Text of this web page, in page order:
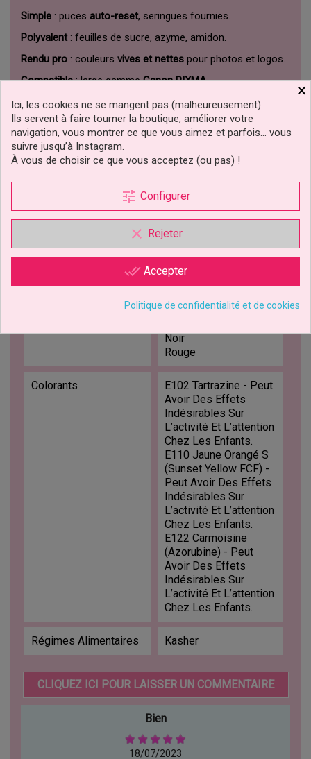
Simple : puces auto-reset, seringues fournies.
Polyvalent: feuilles de sucre, azyme, amidon.
Rendu pro : couleurs vives et nettes pour photos et logos.
Compatible: large gammeCanon PIXMA.
Référence produit : CVCANREPGI580
Pack Cartouches Rechargeables + Encres Alimentaires
PGI-580/CLI-581 – Canon PIXMA
Imprimez vosrêves culinaires
économique et professionnellepour l’ impression
alimentaire.
Mentions : Utilisation exclusivement sur
dédiée à l’alimentaire. Ne pas mélanger avec des encres
non alimentaires. Respecter les précautions d’emploi et la
réglementation locale en vigueur.
Fiche technique
Bleu
Noir
Rouge
Colorants
E102 Tartrazine - Peut
Avoir Des Effets
Indésirables Sur
L’activité Et L’attention
Chez Les Enfants.
E110 Jaune Orangé S
(Sunset Yellow FCF) -
Peut Avoir Des Effets
Indésirables Sur
L’activité Et L’attention
Chez Les Enfants.
E122 Carmoisine
(Azorubine) - Peut
Avoir Des Effets
Indésirables Sur
L’activité Et L’attention
Chez Les Enfants.
Régimes Alimentaires Kasher
CLIQUEZ ICI POUR LAISSER UN COMMENTAIRE
Bien
18/07/2023
×
Ici, les cookies ne se mangent pas (malheureusement).
Ils servent à faire tourner la boutique, améliorer votre
navigation, vous montrer ce que vous aimez et parfois… vous
suivre jusqu’à Instagram.
À vous de choisir ce que vous acceptez (ou pas) !
tune Configurer
clear Rejeter
done_all Accepter
Politique de confidentialité et de cookies